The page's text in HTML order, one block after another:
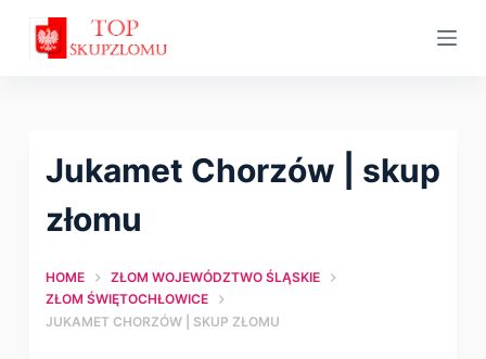
Jukamet Chorzów | skup
złomu
HOME
ZŁOM WOJEWÓDZTWO ŚLĄSKIE
ZŁOM ŚWIĘTOCHŁOWICE
JUKAMET CHORZÓW | SKUP ZŁOMU